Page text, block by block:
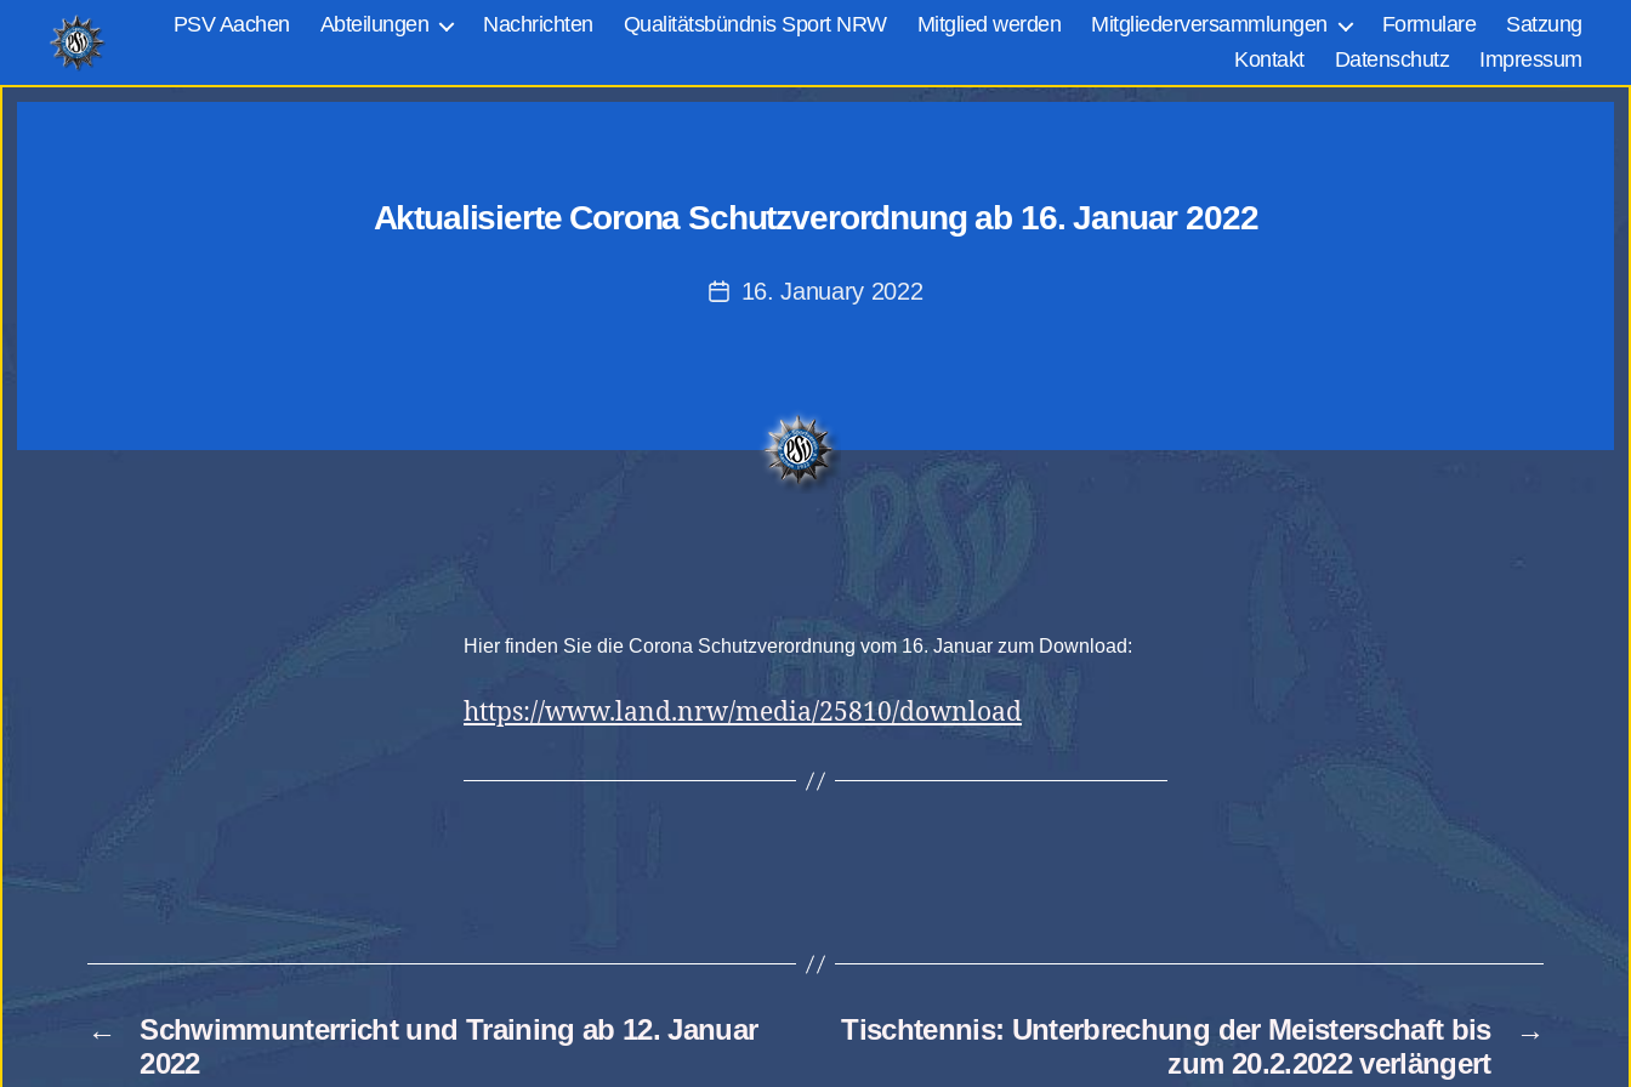
PSV
Aachen
PSV Aachen Abteilungen Nachrichten Qualitätsbündnis Sport NRW Mitglied werden Mitgliederversammlungen Formulare
Satzung
Kontakt
Datenschutz Impressum
Aktualisierte Corona Schutzverordnung ab 16. Januar 2022
Post16. January 2022
Hier finden Sie die Corona Schutzverordnung vom 16. Januar zum Download:
https://www.land.nrw/media/25810/download
←
Schwimmunterricht und Training ab 12. Januar
2022
→
Tischtennis: Unterbrechung der Meisterschaft bis
zum 20.2.2022 verlängert